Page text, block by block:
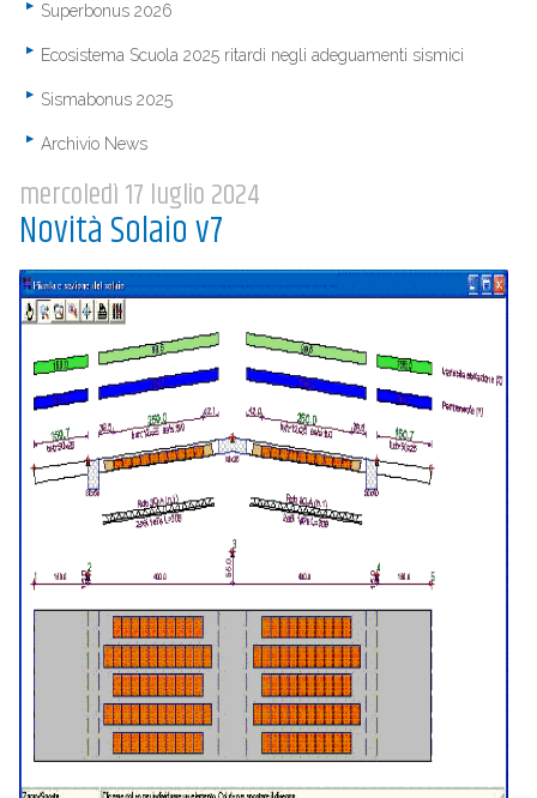
Superbonus 2026
Ecosistema Scuola 2025 ritardi negli adeguamenti sismici
Sismabonus 2025
Archivio News
mercoledì 17 luglio 2024
Novità Solaio v7